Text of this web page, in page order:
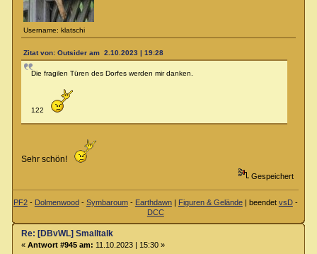
Username: klatschi
Zitat von: Outsider am 2.10.2023 | 19:28
Die fragilen Türen des Dorfes werden mir danken.
122
Sehr schön!
Gespeichert
PF2- Dolmenwood - Symbaroum- Earthdawn| Figuren & Gelände| beendet vsD-
DCC
Re: [DBvWL] Smalltalk
« Antwort #945 am: 11.10.2023 | 15:30 »